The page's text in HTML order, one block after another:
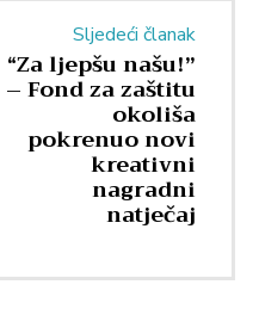
Sljedeći članak
“Za ljepšu našu!”
– Fond za zaštitu
okoliša
pokrenuo novi
kreativni
nagradni
natječaj